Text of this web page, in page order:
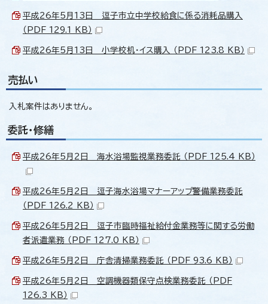
平成26年5月13日 逗子市立中学校給食に係る消耗品購入
（PDF 129.1 KB）
平成26年5月13日 小学校机・イス購入 （PDF 123.8 KB）
売払い
入札案件はありません。
委託・修繕
平成26年5月2日 海水浴場監視業務委託 （PDF 125.4 KB）
平成26年5月2日 逗子海水浴場マナーアップ警備業務委託
（PDF 126.2 KB）
平成26年5月2日 逗子市臨時福祉給付金業務等に関する労働
者派遣業務 （PDF 127.0 KB）
平成26年5月2日 庁舎清掃業務委託 （PDF 93.6 KB）
平成26年5月2日 空調機器類保守点検業務委託 （PDF
126.3 KB）